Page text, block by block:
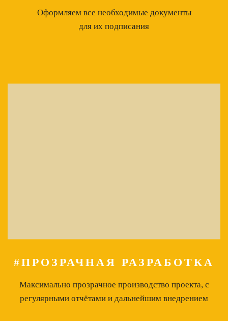
Оформляем все необходимые документы
для их подписания
#ПРОЗРАЧНАЯ РАЗРАБОТКА
Максимально прозрачное производство проекта, с
регулярными отчётами и дальнейшим внедрением